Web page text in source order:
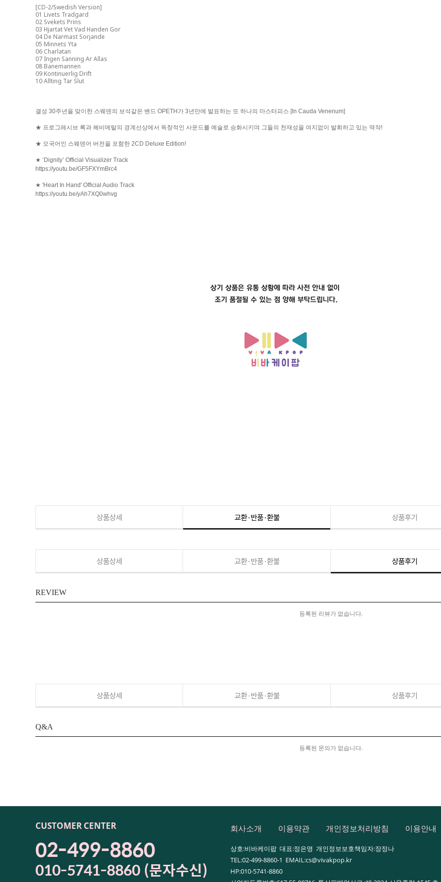
[CD-2/Swedish Version]
01 Livets Tradgard
02 Svekets Prins
03 Hjartat Vet Vad Handen Gor
04 De Narmast Sorjande
05 Minnets Yta
06 Charlatan
07 Ingen Sanning Ar Allas
08 Banemannen
09 Kontinuerlig Drift
10 Allting Tar Slut
결성 30주년을 맞이한 스웨덴의 보석같은 밴드 OPETH가 3년만에 발표하는 또 하나의 마스터피스 [In Cauda Venenum]
★ 프로그레시브 록과 헤비메탈의 경계선상에서 독창적인 사운드를 예술로 승화시키며 그들의 천재성을 여지없이 발휘하고 있는 역작!
★ 모국어인 스웨덴어 버전을 포함한 2CD Deluxe Edition!
★ ‘Dignity’ Official Visualizer Track
https://youtu.be/GF5FXYmBrc4
★ 'Heart In Hand' Official Audio Track
https://youtu.be/yAh7XQ0whvg
상품상세 교환·반품·환불 상품후기
상품상세 교환·반품·환불 상품후기
REVIEW
등록된 리뷰가 없습니다.
상품상세 교환·반품·환불 상품후기
Q&A
등록된 문의가 없습니다.
CUSTOMER CENTER
02-499-8860
010-5741-8860 (문자수신)
회사소개 이용약관 개인정보처리방침 이용안내
상호:비바케이팝 대표:정은명 개인정보보호책임자:장정나
TEL:02-499-8860-1 EMAIL:cs@vivakpop.kr
HP:010-5741-8860